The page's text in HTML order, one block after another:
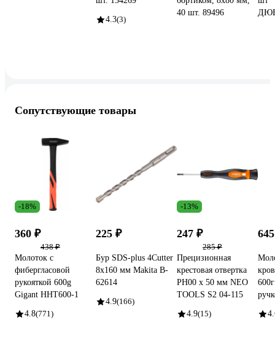
4.3(3)
40 шт. 89496
Сопутствующие товары
-18%
360 ₽
438 ₽
Молоток с
фибергласовой
рукояткой 600g
Gigant HHT600-1
4.8(771)
225 ₽
Бур SDS-plus 4Cutter
8x160 мм Makita B-
62614
4.9(166)
-13%
247 ₽
285 ₽
Прецизионная
крестовая отвертка
PH00 x 50 мм NEO
TOOLS S2 04-115
4.9(15)